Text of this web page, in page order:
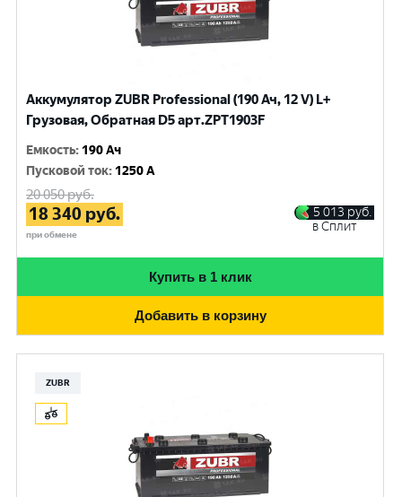
Аккумулятор ZUBR Professional (190 Ач, 12 V) L+
Грузовая, Обратная D5 арт.ZPT1903F
Емкость: 190 Ач
Пусковой ток: 1250 A
20 050руб.
18 340 руб.
при обмене
5 013 руб.
в Сплит
Купить в 1 клик
Добавить в корзину
ZUBR